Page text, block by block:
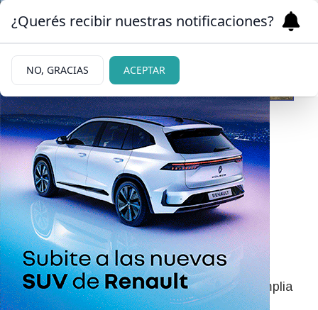
21/06/2026
Agenda cultural en
Bariloche: comienza una
semana repleta de arte,
música y teatro
La Subsecretaría de Cultura presentó una amplia
programación con exposiciones, talleres,
¿Querés recibir nuestras notificaciones?
NO, GRACIAS ACEPTAR